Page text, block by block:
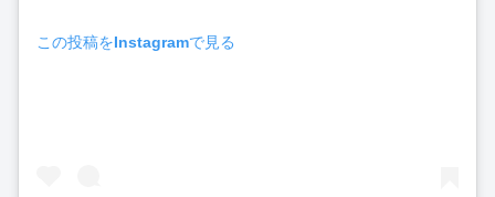
この投稿をInstagramで見る